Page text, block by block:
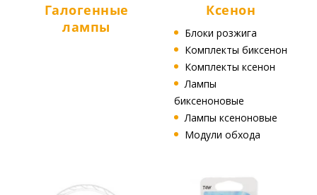
Галогенные
лампы
Ксенон
Блоки розжига
Комплекты биксенон
Комплекты ксенон
Лампы
биксеноновые
Лампы ксеноновые
Модули обхода